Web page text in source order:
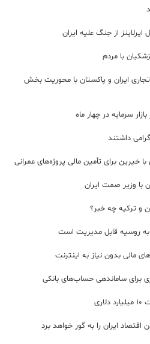
با مردم
ایران و پاکستان با محوریت بخش
گرامی داشتند
خیرین برای تأمین مالی پروژه‌های عمرانی
با وزير صمت ایران
و ترکیه چه خبر؟
روسیه قابل مدیریت است
مالی بدون نیاز به اینترنت
برای ساماندهی حساب‌های بانکی
ایران را به گور خواهد برد